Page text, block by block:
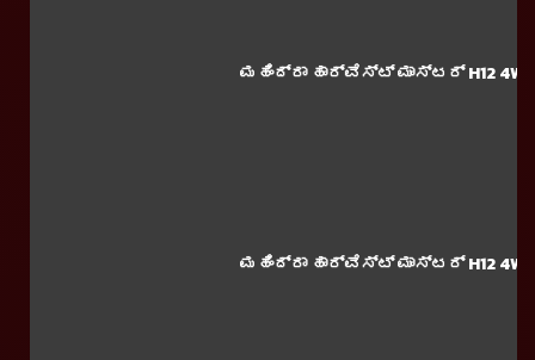
ಮಹಿಂದ್ರಾ ಹಾರ್ವೆಸ್ಟ್ ಮಾಸ್ಟರ್ H12 4WD
ಮಹಿಂದ್ರಾ ಹಾರ್ವೆಸ್ಟ್ ಮಾಸ್ಟರ್ H12 4WD